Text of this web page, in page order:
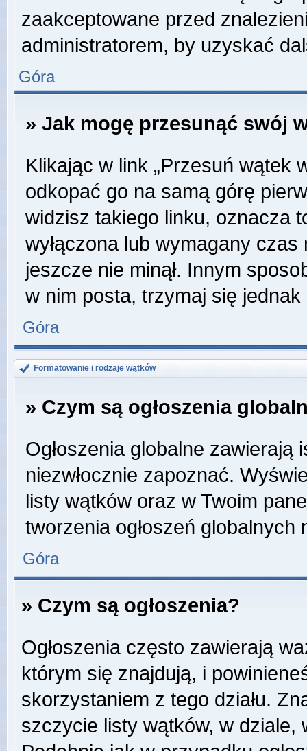
zaakceptowane przed
administratorem, by uzyskać
Góra
» Jak mogę przesunąć swój
Klikając w link „Przesuń wątek
odkopać go na samą górę
widzisz takiego linku, oznacza
wyłączona lub wymagany
jeszcze nie minął. Innym
w nim posta, trzymaj się
Góra
Formatowanie i rodzaje wątków
» Czym są ogłoszenia
Ogłoszenia globalne
niezwłocznie zapoznać.
listy wątków oraz w Twoim
tworzenia ogłoszeń globalnych
Góra
» Czym są ogłoszenia?
Ogłoszenia często zawierają
którym się znajdują, i
skorzystaniem z tego działu.
szczycie listy wątków, w dziale,